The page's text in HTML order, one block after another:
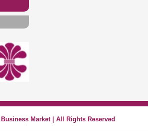
Market | All Rights Reserved